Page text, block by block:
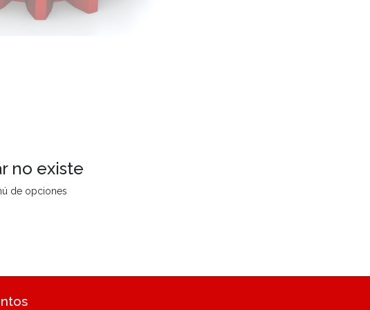
no existe
de opciones